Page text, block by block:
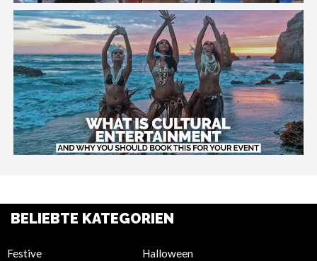
BELIEBTE KATEGORIEN
Festive
Halloween